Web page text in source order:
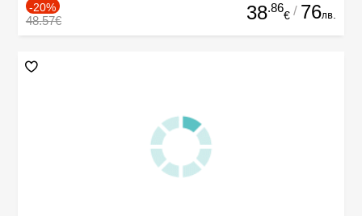
-20%
48.57€ 38.86
€ / 76лв.